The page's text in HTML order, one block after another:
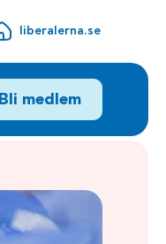
liberalerna.se
Bli medlem